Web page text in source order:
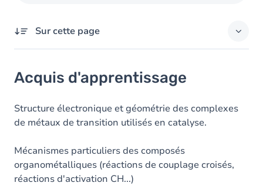
Sur cette page
Objectifs
Contenu
Exercices
Acquis d'apprentissage
Structure électronique et géométrie des complexes
de métaux de transition utilisés en catalyse.
Mécanismes particuliers des composés
organométalliques (réactions de couplage croisés,
réactions d'activation CH...)